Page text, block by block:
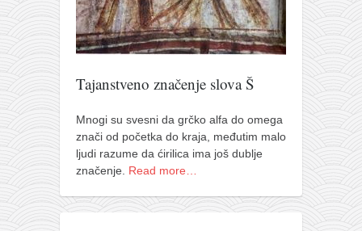
kushanku
passai
nunchaku
bo
tonfa
sai
Tajanstveno značenje slova Š
Mnogi su svesni da grčko alfa do omega
znači od početka do kraja, međutim malo
ljudi razume da ćirilica ima još dublje
značenje. Read more…